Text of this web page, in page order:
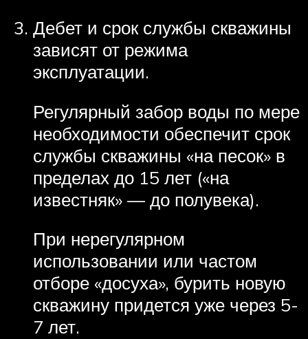
Дебет и срок службы скважины
зависят от режима
эксплуатации.
Регулярный забор воды по мере
необходимости обеспечит срок
службы скважины «на песок» в
пределах до 15 лет («на
известняк» — до полувека).
При нерегулярном
использовании или частом
отборе «досуха», бурить новую
скважину придется уже через 5-
7 лет.